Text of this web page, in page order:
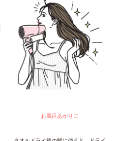
お風呂あがりに